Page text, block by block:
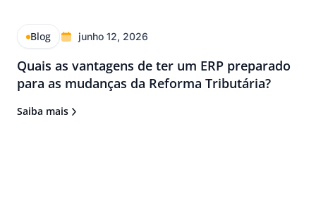
Blog junho 12, 2026
Quais as vantagens de ter um ERP preparado
para as mudanças da Reforma Tributária?
Saiba mais